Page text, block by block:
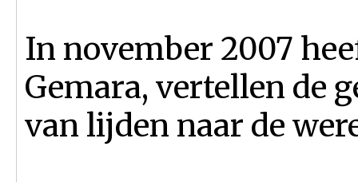
In november 2007
Gemara, vertellen de
van lijden naar de